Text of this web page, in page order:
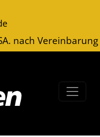
nach Vereinbarung